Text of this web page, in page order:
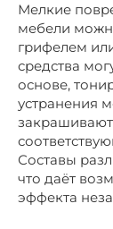
Мелкие
мебели
грифелем
средства
основе,
устранения
Составы
что даёт
эффекта